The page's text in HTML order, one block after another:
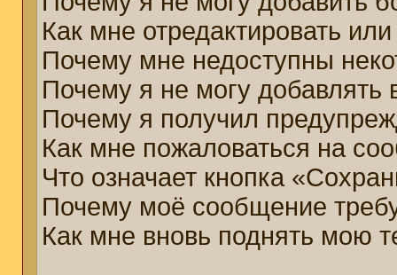
Как мне отредактировать
Почему мне недоступны
Почему я не могу добавлять
Почему я получил
Как мне пожаловаться на
Что означает кнопка
Почему моё сообщение
Как мне вновь поднять мою